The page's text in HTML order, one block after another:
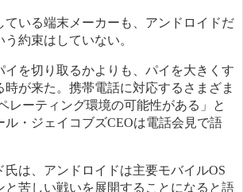
いる端末メーカーも、アンドロイドだ
約束はしていない。
を切り取るかよりも、パイを大きくす
時が来た。携帯電話に対応するさまざま
レーティング環境の可能性がある」と
ル・ジェイコブズCEOは電話会見で語
は、アンドロイドは主要モバイルOS
と苦しい戦いを展開することになると語